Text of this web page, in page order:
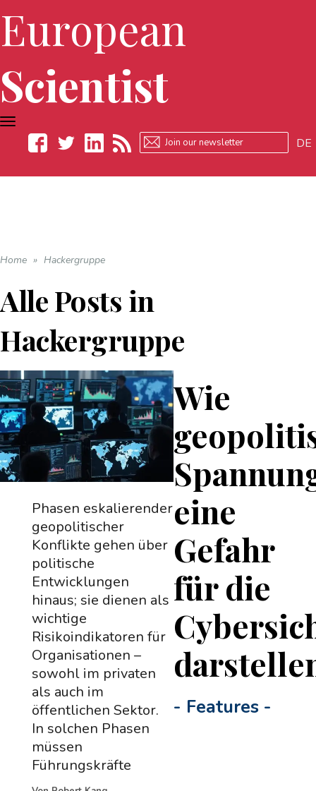
European
Scientist
DE
TOGGLE
NAVIGATION
Home » Hackergruppe
Alle Posts in
Hackergruppe
Wie
eine
Gefahr
für die
- Features -
Phasen eskalierender
geopolitischer
Konflikte gehen über
politische
Entwicklungen
hinaus; sie dienen als
wichtige
Risikoindikatoren für
Organisationen –
sowohl im privaten
als auch im
öffentlichen Sektor.
In solchen Phasen
müssen
Führungskräfte